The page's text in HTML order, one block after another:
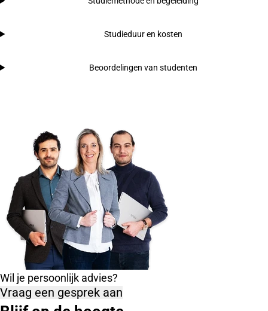
Studieduur en kosten
Beoordelingen van studenten
Wil je persoonlijk advies?
Vraag een gesprek aan